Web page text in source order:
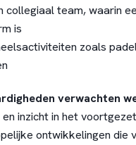
collegiaal team, waarin
is
zoals
verwachten
inzicht in het
ontwikkelingen die